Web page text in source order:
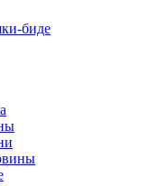
биде